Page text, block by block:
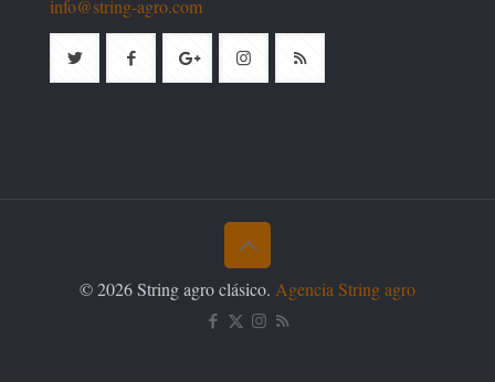
info@string-agro.com
© 2026 String agro clásico. Agencia String agro